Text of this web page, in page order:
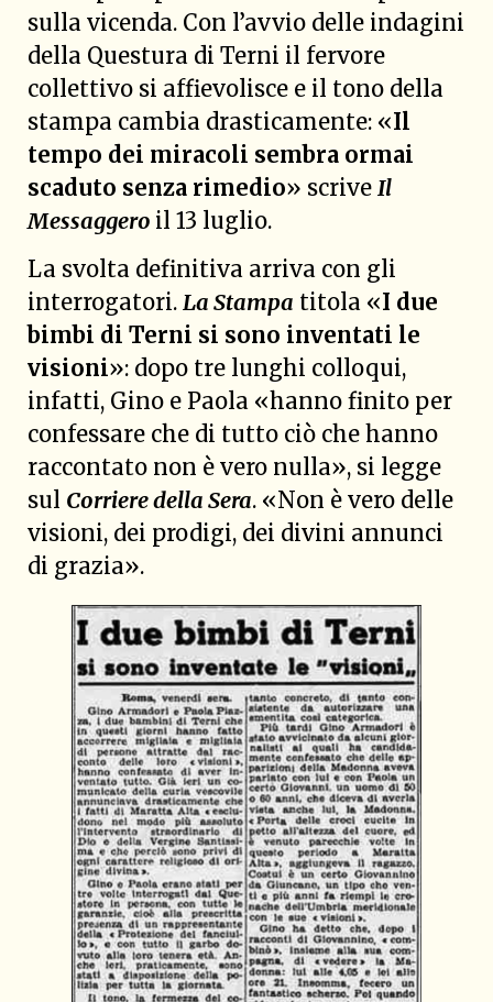
sulla vicenda. Con l’avvio delle indagini
della Questura di Terni il fervore
collettivo si affievolisce e il tono della
stampa cambia drasticamente: «Il
tempo dei miracoli sembra ormai
scaduto senza rimedio» scrive Il
Messaggero il 13 luglio.
La svolta definitiva arriva con gli
interrogatori. La Stampa titola «I due
bimbi di Terni si sono inventati le
visioni»: dopo tre lunghi colloqui,
infatti, Gino e Paola «hanno finito per
confessare che di tutto ciò che hanno
raccontato non è vero nulla», si legge
sul Corriere della Sera. «Non è vero delle
visioni, dei prodigi, dei divini annunci
di grazia».